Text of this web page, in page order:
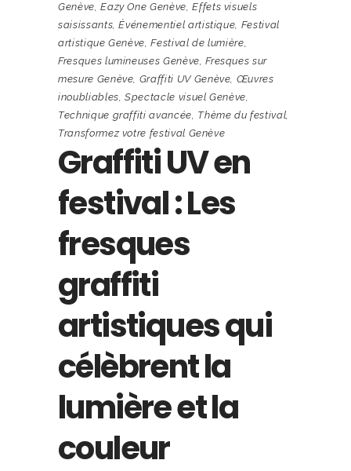
Genève,Eazy One Genève,Effets visuels
saisissants,Événementiel artistique, Festival
artistique Genève,Festival de lumière,
Fresques lumineuses Genève,Fresques sur
mesure Genève, Graffiti UV Genève, Œuvres
inoubliables,Spectacle visuel Genève,
Technique graffiti avancée, Thème du festival,
Transformez votre festival Genève
Graffiti UV en
festival : Les
fresques
graffiti
artistiques qui
célèbrent la
lumière et la
couleur